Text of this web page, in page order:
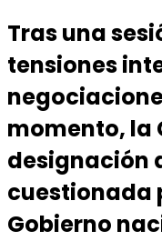
Tras una
tensiones
momento, la
designación
cuestionada
Gobierno